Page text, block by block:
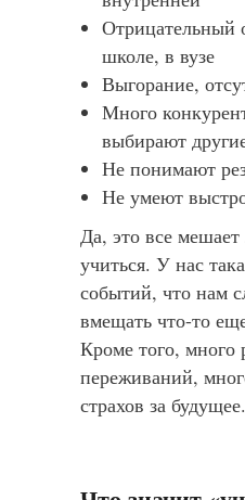
Отрицательный
школе, в вузе
Выгорание,
Много
выбирают
Не понимают
Не умеют
Да, это все
учиться. У нас
событий, что нам
вмещать что-то
Кроме того, много
переживаний,
страхов за будущее.